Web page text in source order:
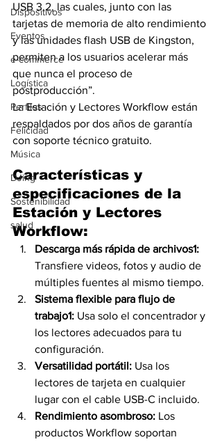
Dispositivos
Eventos
e-commerce
Logística
Perfiles
Felicidad
Música
DJing
Sostenibilidad
salud
USB 3.2, las cuales, junto con las
tarjetas de memoria de alto rendimiento
y las unidades flash USB de Kingston,
permiten a los usuarios acelerar más
que nunca el proceso de
postproducción”.
La Estación y Lectores Workflow están
respaldados por dos años de garantía
con soporte técnico gratuito.
Características y
especificaciones de la
Estación y Lectores
Workflow:
Descarga más rápida de archivos1:
Transfiere videos, fotos y audio de
múltiples fuentes al mismo tiempo.
Sistema flexible para flujo de
trabajo1: Usa solo el concentrador y
los lectores adecuados para tu
configuración.
Versatilidad portátil: Usa los
lectores de tarjeta en cualquier
lugar con el cable USB-C incluido.
Rendimiento asombroso: Los
productos Workflow soportan